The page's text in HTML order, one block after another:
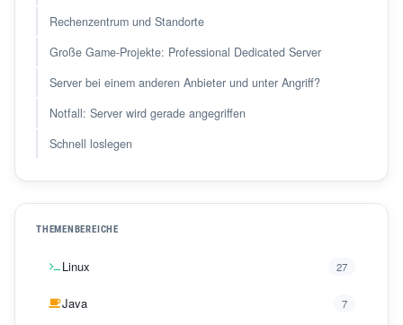
Rechenzentrum und Standorte
Große Game-Projekte: Professional Dedicated Server
Server bei einem anderen Anbieter und unter Angriff?
Notfall: Server wird gerade angegriffen
Schnell loslegen
THEMENBEREICHE
Linux 27
Java 7